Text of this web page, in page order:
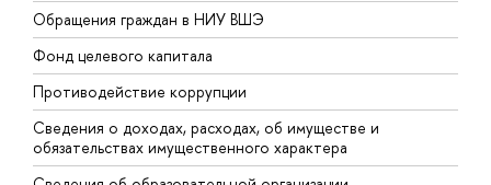
Обращения граждан в НИУ ВШЭ
Фонд целевого капитала
Противодействие коррупции
Сведения о доходах, расходах, об имуществе и
обязательствах имущественного характера